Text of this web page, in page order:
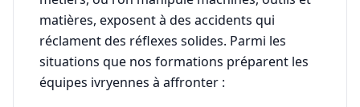
matières, exposent à des accidents qui
réclament des réflexes solides. Parmi les
situations que nos formations préparent les
équipes ivryennes à affronter :